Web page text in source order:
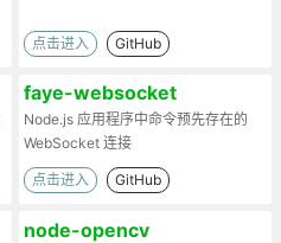
点击进入 GitHub
faye-websocket
Node.js 应用程序中命令预先存在的
WebSocket 连接
点击进入 GitHub
node-opencv